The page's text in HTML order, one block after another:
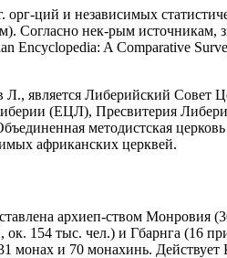
ций и независимых
Согласно нек-рым источникам,
Encyclopedia: A Comparative
является Либерийский Совет
(ЕЦЛ), Пресвитерия
методистская
африканских церквей.
архиеп-ством Монровия
154 тыс. чел.) и Гбарнга (16
монах и 70 монахинь.